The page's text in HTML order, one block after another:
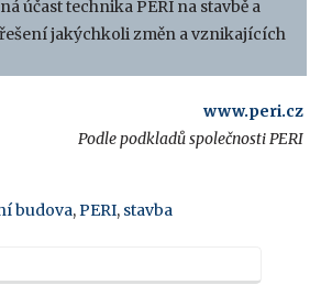
účast technika PERI na stavbě a
jakýchkoli změn a vznikajících
www.peri.cz
Podle podkladů společnosti PERI
budova,PERI, stavba